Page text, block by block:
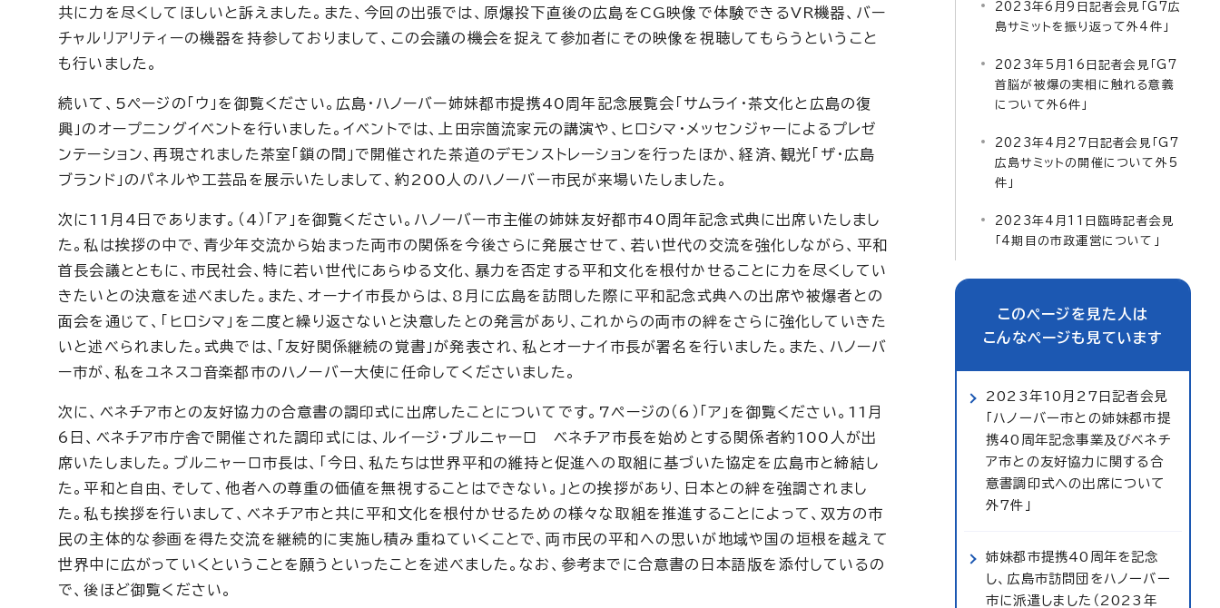
共に力を尽くしてほしいと訴えました。また、今回の出張では、原爆投下直後の広島をCG映像で体験できるVR機器、バー
チャルリアリティーの機器を持参しておりまして、この会議の機会を捉えて参加者にその映像を視聴してもらうということ
も行いました。
続いて、5ページの「ウ」を御覧ください。広島・ハノーバー姉妹都市提携40周年記念展覧会「サムライ・茶文化と広島の復
興」のオープニングイベントを行いました。イベントでは、上田宗箇流家元の講演や、ヒロシマ・メッセンジャーによるプレゼ
ンテーション、再現されました茶室「鎖の間」で開催された茶道のデモンストレーションを行ったほか、経済、観光「ザ・広島
ブランド」のパネルや工芸品を展示いたしまして、約200人のハノーバー市民が来場いたしました。
次に11月4日であります。（4）「ア」を御覧ください。ハノーバー市主催の姉妹友好都市40周年記念式典に出席いたしまし
た。私は挨拶の中で、青少年交流から始まった両市の関係を今後さらに発展させて、若い世代の交流を強化しながら、平和
首長会議とともに、市民社会、特に若い世代にあらゆる文化、暴力を否定する平和文化を根付かせることに力を尽くしてい
きたいとの決意を述べました。また、オーナイ市長からは、8月に広島を訪問した際に平和記念式典への出席や被爆者との
面会を通じて、「ヒロシマ」を二度と繰り返さないと決意したとの発言があり、これからの両市の絆をさらに強化していきた
いと述べられました。式典では、「友好関係継続の覚書」が発表され、私とオーナイ市長が署名を行いました。また、ハノーバ
ー市が、私をユネスコ音楽都市のハノーバー大使に任命してくださいました。
次に、ベネチア市との友好協力の合意書の調印式に出席したことについてです。7ページの（6）「ア」を御覧ください。11月
6日、ベネチア市庁舎で開催された調印式には、ルイージ・ブルニャーロ ベネチア市長を始めとする関係者約100人が出
席いたしました。ブルニャーロ市長は、「今日、私たちは世界平和の維持と促進への取組に基づいた協定を広島市と締結し
た。平和と自由、そして、他者への尊重の価値を無視することはできない。」との挨拶があり、日本との絆を強調されまし
た。私も挨拶を行いまして、ベネチア市と共に平和文化を根付かせるための様々な取組を推進することによって、双方の市
民の主体的な参画を得た交流を継続的に実施し積み重ねていくことで、両市民の平和への思いが地域や国の垣根を越えて
世界中に広がっていくということを願うといったことを述べました。なお、参考までに合意書の日本語版を添付しているの
で、後ほど御覧ください。
2023年6月9日記者会見「G7広
島サミットを振り返って外4件」
2023年5月16日記者会見「G7
首脳が被爆の実相に触れる意義
について外6件」
2023年4月27日記者会見「G7
広島サミットの開催について外5
件」
2023年4月11日臨時記者会見
「4期目の市政運営について」
このページを見た人は
こんなページも見ています
2023年10月27日記者会見
「ハノーバー市との姉妹都市提
携40周年記念事業及びベネチ
ア市との友好協力に関する合
意書調印式への出席について
外7件」
姉妹都市提携40周年を記念
し、広島市訪問団をハノーバー
市に派遣しました（2023年